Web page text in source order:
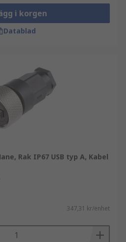
i korgen
Datablad
Rak IP67 USB typ A, Kabel
347,31 kr/enhet